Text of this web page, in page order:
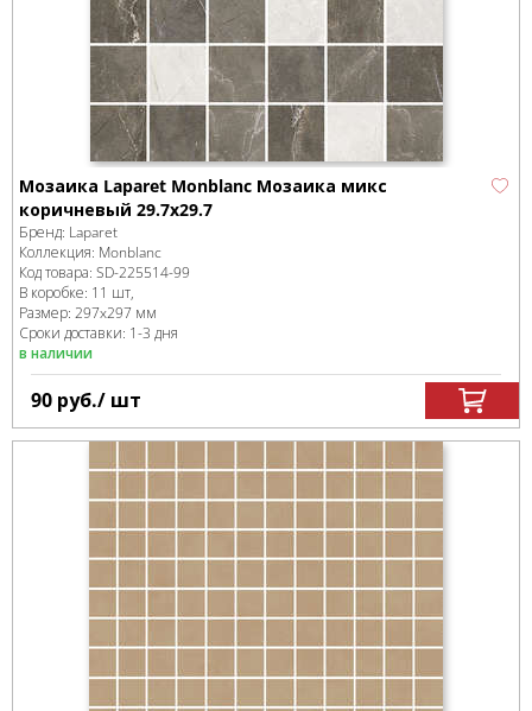
Мозаика Laparet Monblanc Мозаика микс
коричневый 29.7х29.7
Бренд: Laparet
Коллекция: Monblanc
Код товара: SD-225514-99
В коробке: 11 шт,
Размер: 297x297 мм
Сроки доставки: 1-3 дня
в наличии
90 руб./ шт